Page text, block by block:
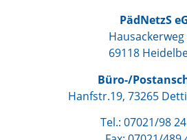
PädNetzS
Hausackerweg
69118
Büro-/
Hanfstr.19, 73265
Tel.: 07021/98